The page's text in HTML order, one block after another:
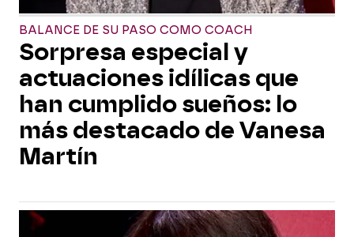
BALANCE DE SU PASO COMO COACH
Sorpresa especial y
actuaciones idílicas que
han cumplido sueños: lo
más destacado de Vanesa
Martín